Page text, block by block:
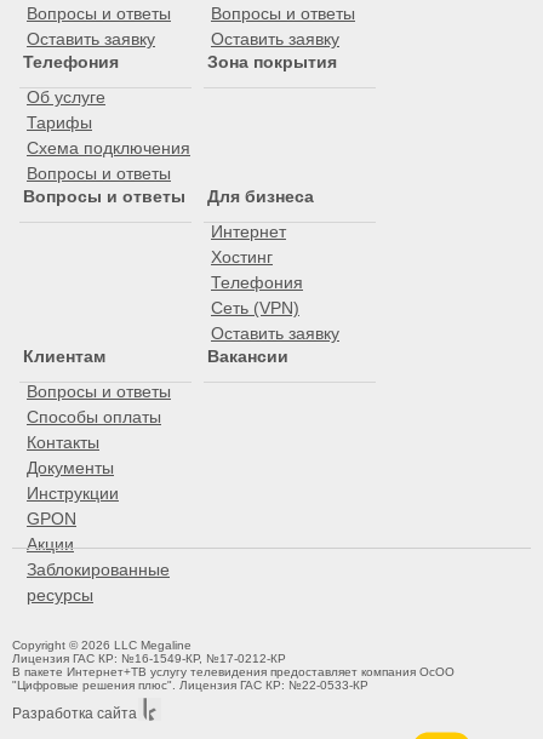
Вопросы и ответы
Оставить заявку
Вопросы и ответы
Оставить заявку
Телефония
Об услуге
Тарифы
Схема подключения
Вопросы и ответы
Зона покрытия
Вопросы и ответы
Для бизнеса
Интернет
Хостинг
Телефония
Сеть (VPN)
Оставить заявку
Клиентам
Вопросы и ответы
Способы оплаты
Контакты
Документы
Инструкции
GPON
Акции
Заблокированные
ресурсы
Вакансии
Copyright © 2026 LLC Megaline
Лицензия ГАС КР: №16-1549-КР, №17-0212-КР
В пакете Интернет+ТВ услугу телевидения предоставляет компания ОсОО
"Цифровые решения плюс". Лицензия ГАС КР: №22-0533-КР
Разработка сайта